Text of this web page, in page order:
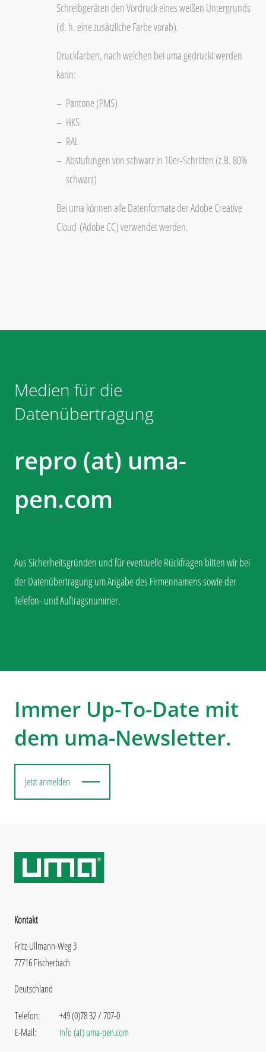
Schreibgeräten den Vordruck eines weißen Untergrunds
(d. h. eine zusätzliche Farbe vorab).
Druckfarben, nach welchen bei uma gedruckt werden
kann:
Pantone (PMS)
HKS
RAL
Abstufungen von schwarz in 10er-Schritten (z.B. 80%
schwarz)
Bei uma können alle Datenformate der Adobe Creative
Cloud (Adobe CC) verwendet werden.
Medien für die
Datenübertragung
repro (at) uma-
pen.com
Aus Sicherheitsgründen und für eventuelle Rückfragen bitten wir bei
der Datenübertragung um Angabe des Firmennamens sowie der
Telefon- und Auftragsnummer.
Immer Up-To-Date mit
dem uma-Newsletter.
Jetzt anmelden
Kontakt
Fritz-Ullmann-Weg 3
77716 Fischerbach
Deutschland
Telefon:
E-Mail:
+49 (0)78 32 / 707-0
info (at) uma-pen.com